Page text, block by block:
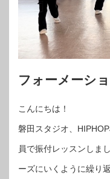
フォーメーショ
こんにちは！
磐田スタジオ、
員で振付レッスンしま
ーズにいくように繰り